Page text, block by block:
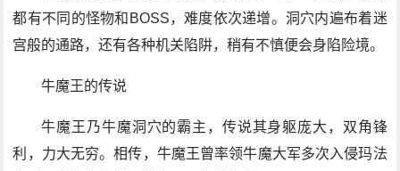
都有不同的怪物和BOSS，难度依次递增。洞穴内遍布着迷
宫般的通路，还有各种机关陷阱，稍有不慎便会身陷险境。
牛魔王的传说
牛魔王乃牛魔洞穴的霸主，传说其身躯庞大，双角锋
利，力大无穷。相传，牛魔王曾率领牛魔大军多次入侵玛法